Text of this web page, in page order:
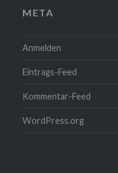
META
Anmelden
Eintrags-Feed
Kommentar-Feed
WordPress.org